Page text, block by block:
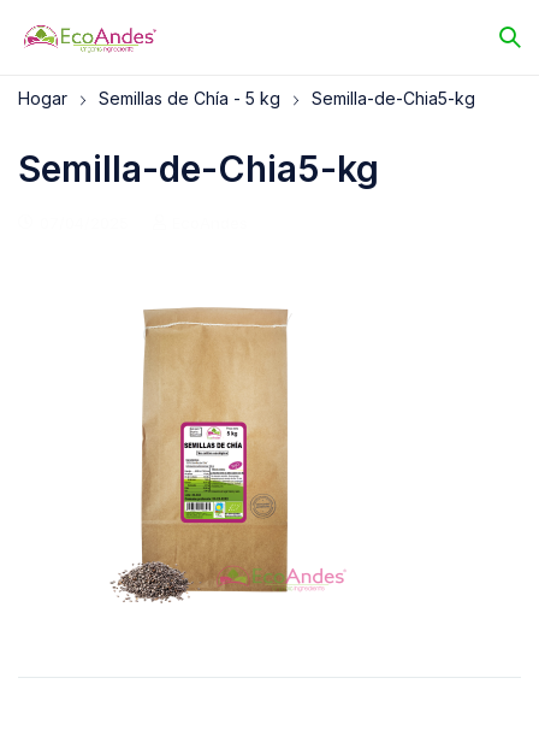
Hogar Semillas de Chía - 5 kg Semilla-de-Chia5-kg
Semilla-de-Chia5-kg